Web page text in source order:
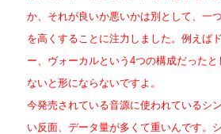
か、それが良いか悪いかは別として、一
を高くすることに注力しました。例えば
ー、ヴォーカルという4つの構成だった
ないと形にならないですよ。
今発売されている音源に使われているシ
い反面、データ量が多くて重いんです。